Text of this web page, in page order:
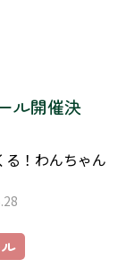
ル開催決
る！わんちゃん